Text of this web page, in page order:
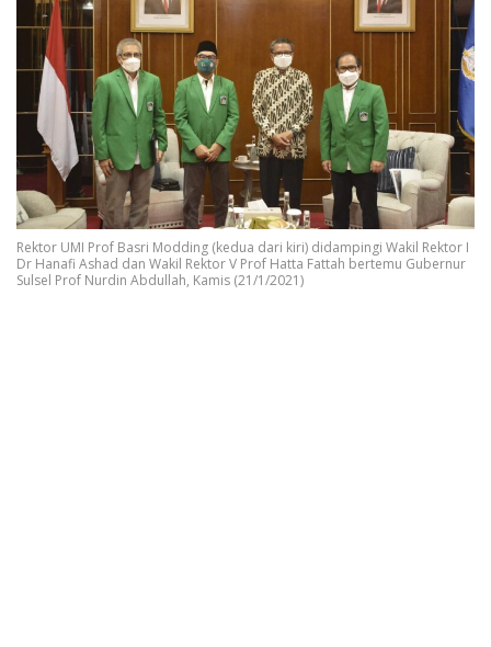
Rektor UMI Prof Basri Modding (kedua dari kiri) didampingi Wakil Rektor I
Dr Hanafi Ashad dan Wakil Rektor V Prof Hatta Fattah bertemu Gubernur
Sulsel Prof Nurdin Abdullah, Kamis (21/1/2021)